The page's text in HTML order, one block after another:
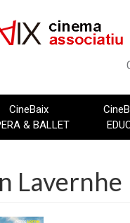
CineBaix
& BALLET
Lavernhe